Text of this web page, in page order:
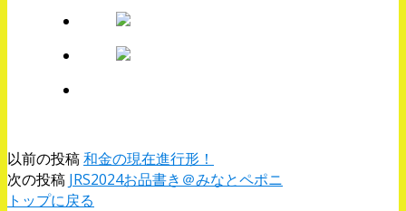
以前の投稿和金の現在進行形！
次の投稿 JRS2024お品書き＠みなとペポニ
トップに戻る